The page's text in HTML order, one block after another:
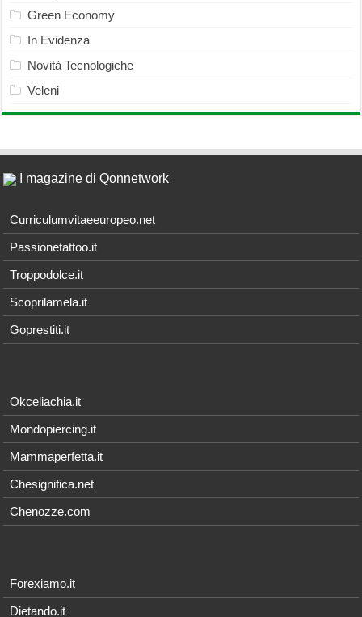
Green Economy
In Evidenza
Novità Tecnologiche
Veleni
I magazine di Qonnetwork
Curriculumvitaeeuropeo.net
Passionetattoo.it
Troppodolce.it
Scoprilamela.it
Goprestiti.it
Okceliachia.it
Mondopiercing.it
Mammaperfetta.it
Chesignifica.net
Chenozze.com
Forexiamo.it
Dietando.it